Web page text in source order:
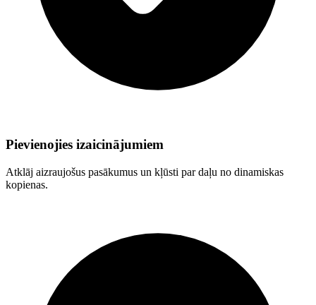
Pievienojies izaicinājumiem
Atklāj aizraujošus pasākumus un kļūsti par daļu no dinamiskas
kopienas.